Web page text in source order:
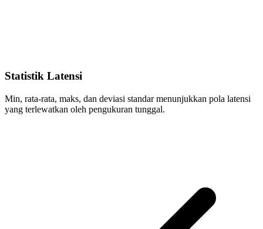
Statistik Latensi
Min, rata-rata, maks, dan deviasi standar menunjukkan pola latensi
yang terlewatkan oleh pengukuran tunggal.